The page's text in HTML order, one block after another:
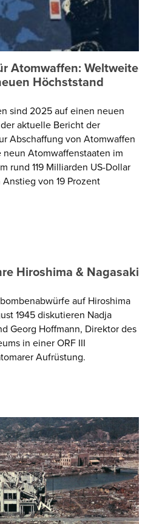
Atomwaffen: Weltweite
Höchststand
sind 2025 auf einen neuen
aktuelle Bericht der
Abschaffung von Atomwaffen
Atomwaffenstaaten im
rund 119 Milliarden US-Dollar
von 19 Prozent
Hiroshima & Nagasaki
auf Hiroshima
1945 diskutieren Nadja
Georg Hoffmann, Direktor des
in einer ORF III
Aufrüstung.